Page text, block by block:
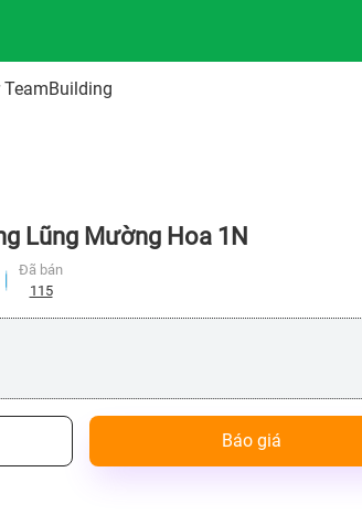
TeamBuilding
Lũng Mường Hoa 1N
Đã bán
115
Báo giá